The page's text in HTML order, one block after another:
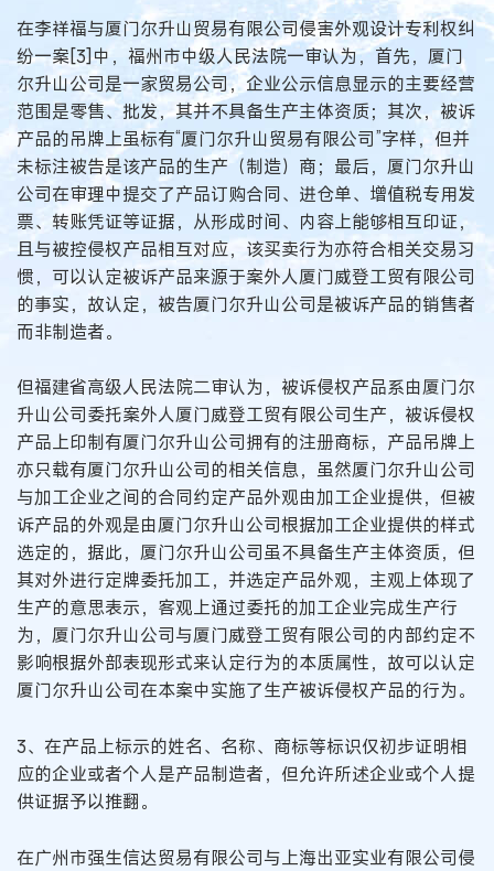
在李祥福与厦门尔升山贸易有限公司侵害外观设计专利权纠
纷一案[3]中，福州市中级人民法院一审认为，首先，厦门
尔升山公司是一家贸易公司，企业公示信息显示的主要经营
范围是零售、批发，其并不具备生产主体资质；其次，被诉
产品的吊牌上虽标有“厦门尔升山贸易有限公司”字样，但并
未标注被告是该产品的生产（制造）商；最后，厦门尔升山
公司在审理中提交了产品订购合同、进仓单、增值税专用发
票、转账凭证等证据，从形成时间、内容上能够相互印证，
且与被控侵权产品相互对应，该买卖行为亦符合相关交易习
惯，可以认定被诉产品来源于案外人厦门威登工贸有限公司
的事实，故认定，被告厦门尔升山公司是被诉产品的销售者
而非制造者。
但福建省高级人民法院二审认为，被诉侵权产品系由厦门尔
升山公司委托案外人厦门威登工贸有限公司生产，被诉侵权
产品上印制有厦门尔升山公司拥有的注册商标，产品吊牌上
亦只载有厦门尔升山公司的相关信息，虽然厦门尔升山公司
与加工企业之间的合同约定产品外观由加工企业提供，但被
诉产品的外观是由厦门尔升山公司根据加工企业提供的样式
选定的，据此，厦门尔升山公司虽不具备生产主体资质，但
其对外进行定牌委托加工，并选定产品外观，主观上体现了
生产的意思表示，客观上通过委托的加工企业完成生产行
为，厦门尔升山公司与厦门威登工贸有限公司的内部约定不
影响根据外部表现形式来认定行为的本质属性，故可以认定
厦门尔升山公司在本案中实施了生产被诉侵权产品的行为。
3、在产品上标示的姓名、名称、商标等标识仅初步证明相
应的企业或者个人是产品制造者，但允许所述企业或个人提
供证据予以推翻。
在广州市强生信达贸易有限公司与上海出亚实业有限公司侵